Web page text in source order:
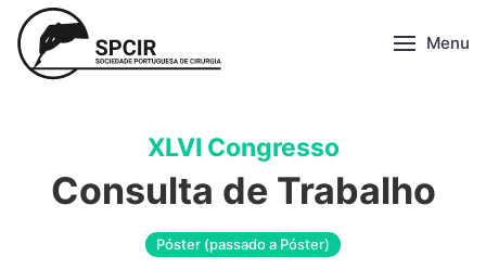
Menu
XLVI Congresso
Consulta de Trabalho
Póster (passado a Póster)